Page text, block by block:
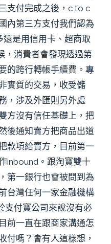
支付完成之後，c to c
內第三方支付我們認為
是用信用卡、超商取
，消費者會發現透過第
的跨行轉帳手續費。專
實質的交易，收受儲
，涉及外匯則另外處
方沒有信任基礎上，把
後通知賣方把商品出道
款項給賣方，目前第一
inbound。跟淘寶雙十
第一銀行也會被問到為
台灣任何一家金融機構
支付寶公司來說沒有必
前一直在跟商家溝通怎
付嗎？會有人這樣想，